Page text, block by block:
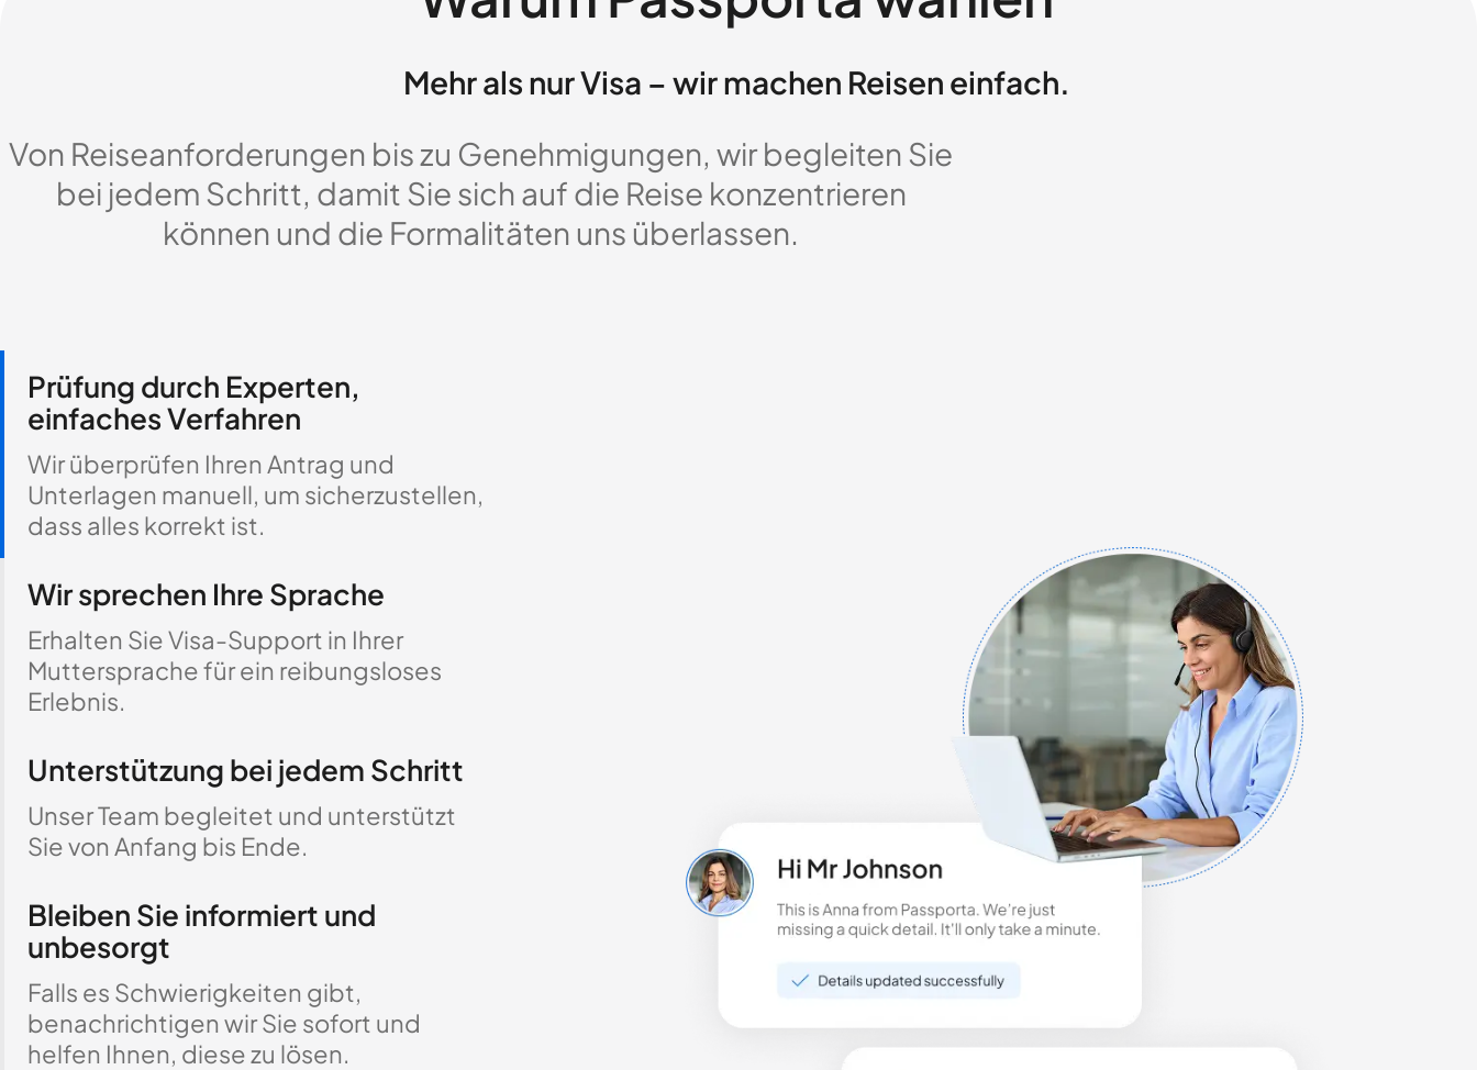
Mehr als nur Visa – wir machen Reisen einfach.
Von Reiseanforderungen bis zu Genehmigungen, wir begleiten Sie
bei jedem Schritt, damit Sie sich auf die Reise konzentrieren
können und die Formalitäten uns überlassen.
Prüfung durch Experten,
einfaches Verfahren
Wir überprüfen Ihren Antrag und
Unterlagen manuell, um sicherzustellen,
dass alles korrekt ist.
Wir sprechen Ihre Sprache
Erhalten Sie Visa-Support in Ihrer
Muttersprache für ein reibungsloses
Erlebnis.
Unterstützung bei jedem Schritt
Unser Team begleitet und unterstützt
Sie von Anfang bis Ende.
Bleiben Sie informiert und
unbesorgt
Falls es Schwierigkeiten gibt,
benachrichtigen wir Sie sofort und
helfen Ihnen, diese zu lösen.